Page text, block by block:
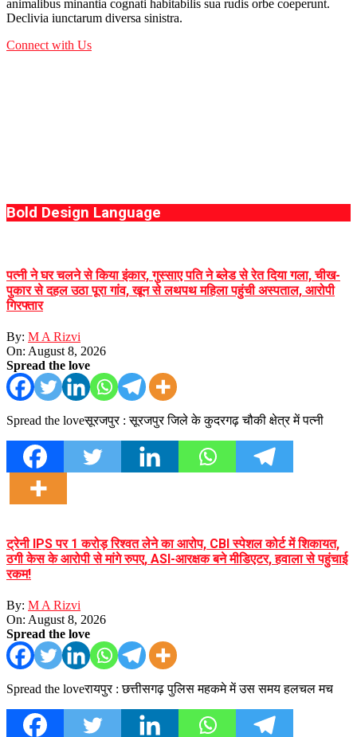
animalibus minantia cognati habitabilis sua rudis orbe coeperunt.
Declivia iunctarum diversa sinistra.
Connect with Us
Bold Design Language
पत्नी ने घर चलने से किया इंकार, गुस्साए पति ने ब्लेड से रेत दिया गला, चीख-
पुकार से दहल उठा पूरा गांव, खून से लथपथ महिला पहुंची अस्पताल, आरोपी
गिरफ्तार
By: M A Rizvi
On: August 8, 2026
Spread the love
Spread the loveसूरजपुर : सूरजपुर जिले के कुदरगढ़ चौकी क्षेत्र में पत्नी
ट्रेनी IPS पर 1 करोड़ रिश्वत लेने का आरोप, CBI स्पेशल कोर्ट में शिकायत,
ठगी केस के आरोपी से मांगे रुपए, ASI-आरक्षक बने मीडिएटर, हवाला से पहुंचाई
रकम!
By: M A Rizvi
On: August 8, 2026
Spread the love
Spread the loveरायपुर : छत्तीसगढ़ पुलिस महकमे में उस समय हलचल मच